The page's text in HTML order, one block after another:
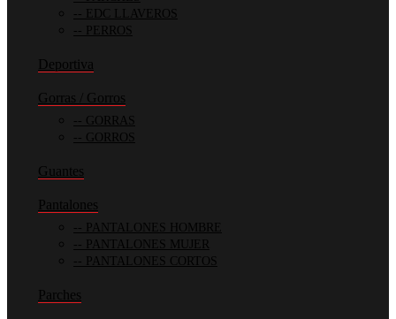
EDC LLAVEROS
PERROS
Deportiva
Gorras / Gorros
GORRAS
GORROS
Guantes
Pantalones
PANTALONES HOMBRE
PANTALONES MUJER
PANTALONES CORTOS
Parches